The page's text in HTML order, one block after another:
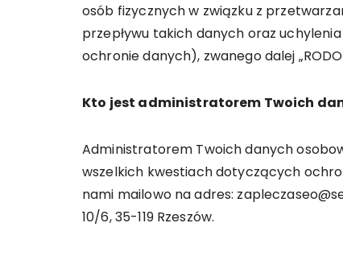
osób fizycznych w związku z
przepływu takich danych oraz
ochronie danych), zwanego dalej
Kto jest administratorem Twoich
Administratorem Twoich danych
wszelkich kwestiach dotyczących
nami mailowo na adres:
10/6, 35-119 Rzeszów.